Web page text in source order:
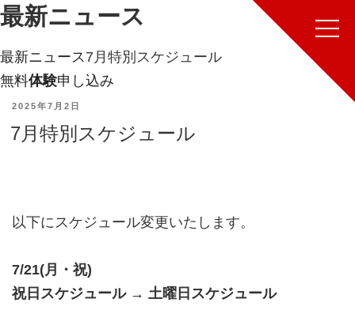
最新ニュース
最新ニュース7月特別スケジュール
無料体験申し込み
POSTED
ON
2025年7月2日
7月特別スケジュール
以下にスケジュール変更いたします。
7/21(月・祝)
祝日スケジュール → 土曜日スケジュール